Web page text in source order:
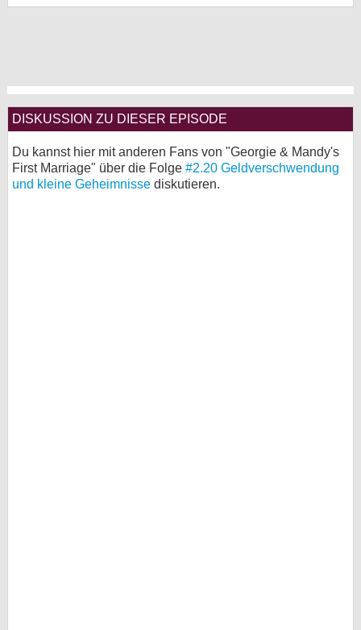
DISKUSSION ZU DIESER EPISODE
Du kannst hier mit anderen Fans von "Georgie & Mandy's
First Marriage" über die Folge #2.20 Geldverschwendung
und kleine Geheimnisse diskutieren.